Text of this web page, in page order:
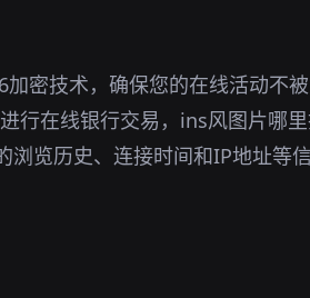
密技术，确保您的在线活动不
行在线银行交易，ins风图片哪
浏览历史、连接时间和IP地址等